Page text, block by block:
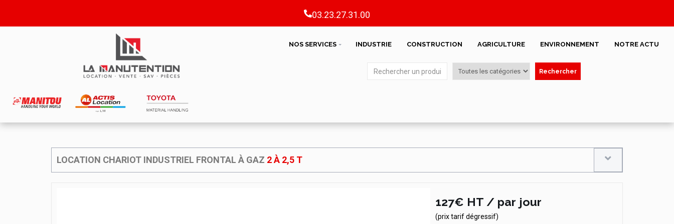
03.23.27.31.00
NOS SERVICES INDUSTRIE CONSTRUCTION AGRICULTURE ENVIRONNEMENT NOTRE ACTU
Rechercher
LOCATION CHARIOT INDUSTRIEL FRONTAL À GAZ 2 À 2,5 T
127€ HT / par jour
(prix tarif dégressif)